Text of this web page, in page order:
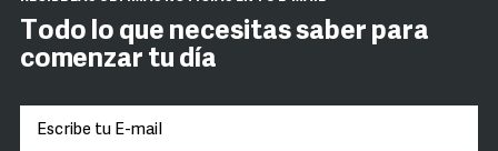
Todo lo que necesitas saber para
comenzar tu día